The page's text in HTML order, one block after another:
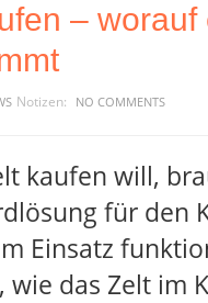
– worauf
Notizen: NO COMMENTS
kaufen will,
für den
Einsatz
wie das Zelt im